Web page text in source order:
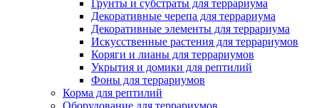
Грунты и субстраты для террариума
Декоративные черепа для террариума
Декоративные элементы для террариума
Искусственные растения для террариумов
Коряги и лианы для террариумов
Укрытия и домики для рептилий
Фоны для террариумов
Корма для рептилий
Оборудование для террариумов